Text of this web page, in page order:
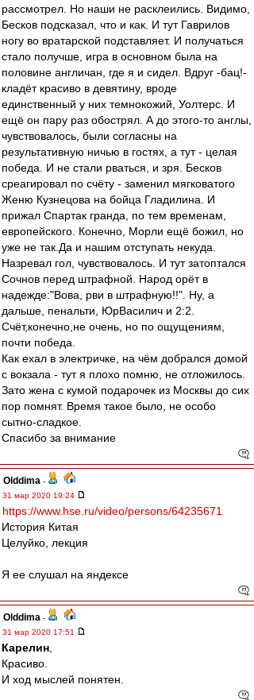
рассмотрел. Но наши не расклеились. Видимо,
Бесков подсказал, что и как. И тут Гаврилов
ногу во вратарской подставляет. И получаться
стало получше, игра в основном была на
половине англичан, где я и сидел. Вдруг -бац!-
кладёт красиво в девятину, вроде
единственный у них темнокожий, Уолтерс. И
ещё он пару раз обострял. А до этого-то англы,
чувствовалось, были согласны на
результативную ничью в гостях, а тут - целая
победа. И не стали рваться, и зря. Бесков
среагировал по счёту - заменил мягковатого
Женю Кузнецова на бойца Гладилина. И
прижал Спартак гранда, по тем временам,
европейского. Конечно, Морли ещё божил, но
уже не так.Да и нашим отступать некуда.
Назревал гол, чувствовалось. И тут затоптался
Сочнов перед штрафной. Народ орёт в
надежде:"Вова, рви в штрафную!!". Ну, а
дальше, пенальти, ЮрВасилич и 2:2.
Счёт,конечно,не очень, но по ощущениям,
почти победа.
Как ехал в электричке, на чём добрался домой
с вокзала - тут я плохо помню, не отложилось.
Зато жена с кумой подарочек из Москвы до сих
пор помнят. Время такое было, не особо
сытно-сладкое.
Спасибо за внимание
Olddima -
31 мар 2020 19:24
https://www.hse.ru/video/persons/64235671
История Китая
Целуйко, лекция
Я ее слушал на яндексе
Olddima -
31 мар 2020 17:51
Карелин
Красиво.
И ход мыслей понятен.